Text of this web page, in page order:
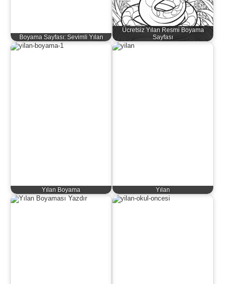
Boyama Sayfası: Sevimli Yılan
Ücretsiz Yılan Resmi Boyama
Sayfası
Yılan Boyama Yılan